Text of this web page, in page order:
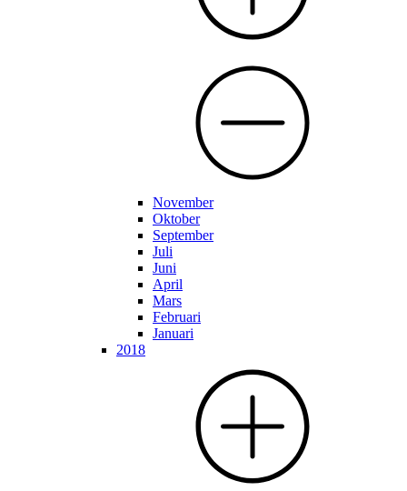
November
Oktober
September
Juli
Juni
April
Mars
Februari
Januari
2018